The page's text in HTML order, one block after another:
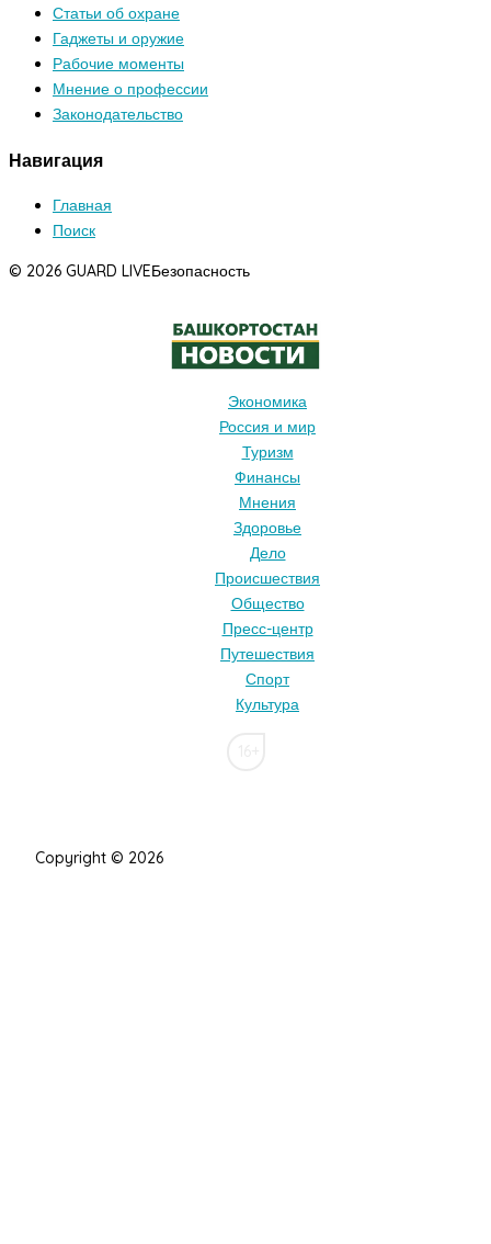
Статьи об охране
Гаджеты и оружие
Рабочие моменты
Мнение о профессии
Законодательство
Навигация
Главная
Поиск
© 2026 GUARD LIVEБезопасность
Экономика
Россия и мир
Туризм
Финансы
Мнения
Здоровье
Дело
Происшествия
Общество
Пресс-центр
Путешествия
Спорт
Культура
Copyright © 2026